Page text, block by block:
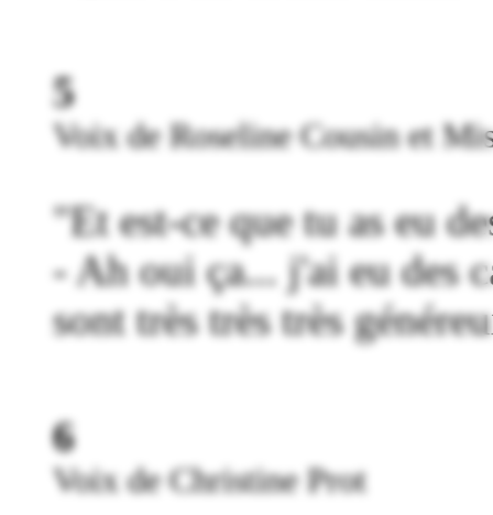
5
Voix de Roseline Cousin et
"Et est-ce que tu as eu
- Ah oui ça... j'ai eu des
sont très très très
6
Voix de Christine Prot